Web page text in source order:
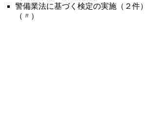
警備業法に基づく検定の実施（２件）
（〃）